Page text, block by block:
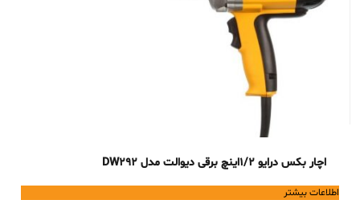
اچار بکس درایو 1/2اینچ برقی دیوالت مدل DW292
اطلاعات بیشتر